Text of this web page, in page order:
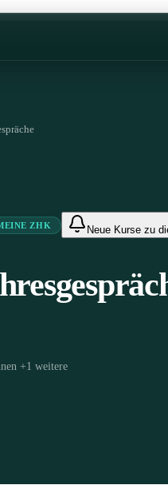
ZHK Neue Kurse zu
+1 weitere